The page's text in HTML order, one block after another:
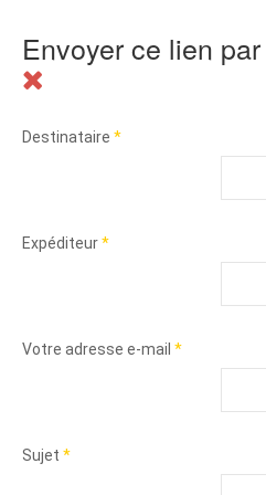
Envoyer ce lien
Destinataire *
Expéditeur*
Votre adresse e-mail *
Sujet *